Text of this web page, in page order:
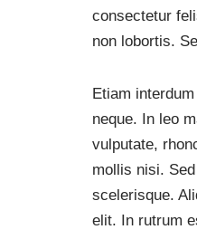
consectetur
non lobortis.
Etiam
neque. In leo
vulputate,
mollis nisi.
scelerisque.
elit. In rutrum